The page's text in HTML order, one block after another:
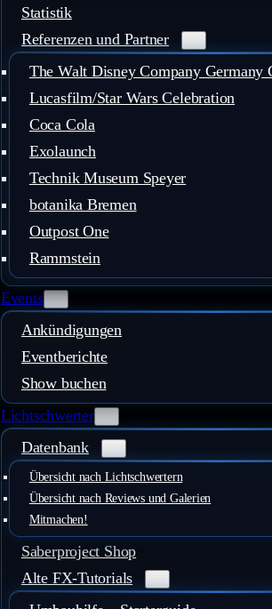
Statistik
Referenzen und Partner
The Walt Disney Company Germany
Lucasfilm/Star Wars Celebration
Coca Cola
Exolaunch
Technik Museum Speyer
botanika Bremen
Outpost One
Rammstein
Events
Ankündigungen
Eventberichte
Show buchen
Lichtschwerter
Datenbank
Übersicht nach Lichtschwertern
Übersicht nach Reviews und Galerien
Mitmachen!
Saberproject Shop
Alte FX-Tutorials